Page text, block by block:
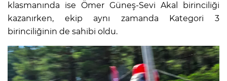
klasmanında ise Ömer Güneş-Sevi Akal birinciliği
kazanırken, ekip aynı zamanda Kategori 3
birinciliğinin de sahibi oldu.